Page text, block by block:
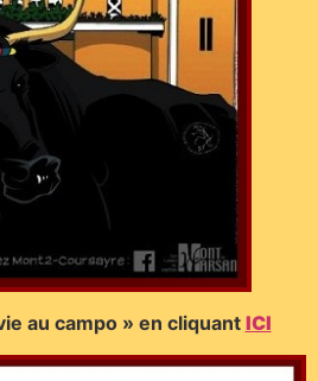
au campo » en cliquant ICI